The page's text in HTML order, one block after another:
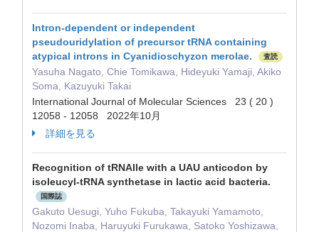
Intron-dependent or independent
pseudouridylation of precursor tRNA containing
atypical introns in Cyanidioschyzon merolae.
査読
Yasuha Nagato, Chie Tomikawa, Hideyuki Yamaji, Akiko
Soma, Kazuyuki Takai
International Journal of Molecular Sciences 23 ( 20 )
12058 - 12058 2022年10月
詳細を見る
Recognition of tRNAIle with a UAU anticodon by
isoleucyl-tRNA synthetase in lactic acid bacteria.
国際誌
Gakuto Uesugi, Yuho Fukuba, Takayuki Yamamoto,
Nozomi Inaba, Haruyuki Furukawa, Satoko Yoshizawa,